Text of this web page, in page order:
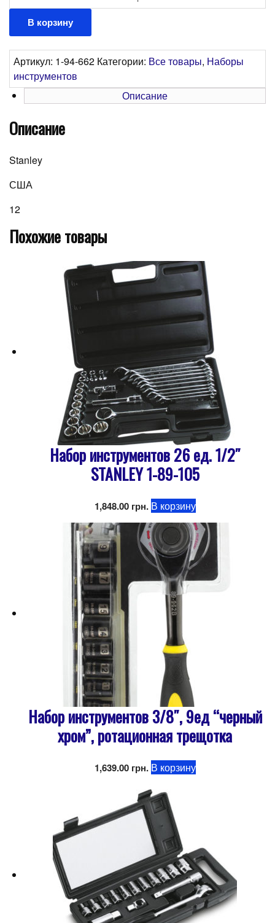
В корзину
Артикул: 1-94-662 Категории: Все товары, Наборы
инструментов
Описание
Описание
Stanley
США
12
Похожие товары
Набор инструментов 26 ед. 1/2″
STANLEY 1-89-105
1,848.00 грн. В корзину
Набор инструментов 3/8″, 9ед “черный
хром”, ротационная трещотка
1,639.00 грн. В корзину